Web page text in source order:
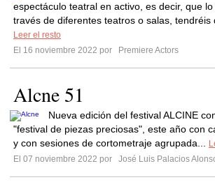
espectáculo teatral en activo, es decir, que
través de diferentes teatros o salas, tendréis
Leer el resto
El 16 noviembre 2022 por
Premiere Actors
Alcne 51
Nueva edición del festival ALCINE
"festival de piezas preciosas", este año con
y con sesiones de cortometraje agrupada...
El 07 noviembre 2022 por
José Luis Palacios